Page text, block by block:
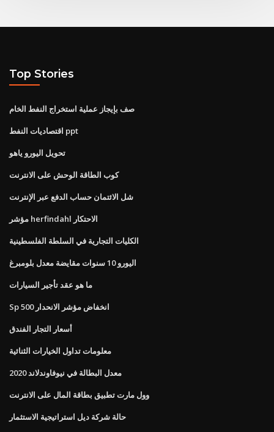
Top Stories
صف بإيجاز عملية استخراج النفط الخام
اقتصاديات النفط ppt
تحويل اليورو ياهو
كوب الطاقة الوحش على الانترنت
شل الائتمان حساب الدفع عبر الإنترنت
مؤشر herfindahl الاحتكار
الكليات التجارية في السلطة الفلسطينية
اليورو 10 سنوات مقايضة معدل بلومبرغ
ما هو عقد تأجير السيارات
Sp 500 انخفاض مؤشر الانحدار
أسعار التجار الفندق
معلومات تداول الخيارات الثنائية
معدل البطالة في نيوفاوندلاند 2020
وول مارت تطبيق بطاقة المال على الانترنت
حالة شركة ديل استراتيجية الاستثمار